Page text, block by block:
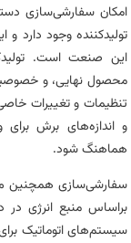
امکان سفارشی‌سازی
تولیدکننده وجود دارد و
این صنعت است.
محصول نهایی، و
تنظیمات و تغییرات
و اندازه‌های برش برای
هماهنگ شود.
سفارشی‌سازی همچنین
براساس منبع انرژی در
سیستم‌های اتوماتیک